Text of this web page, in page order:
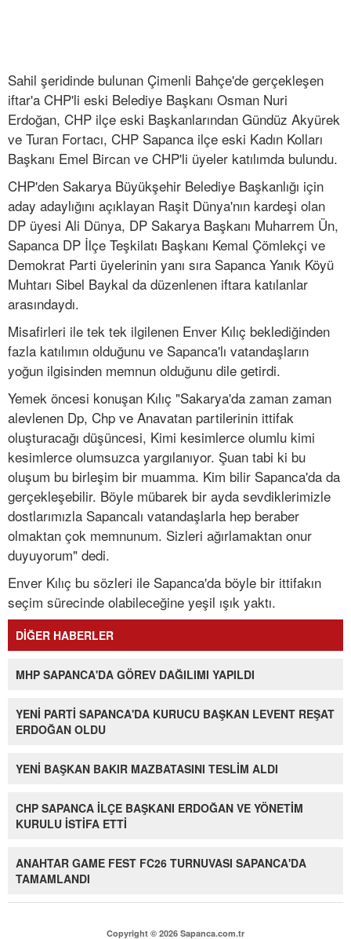
Sahil şeridinde bulunan Çimenli Bahçe'de gerçekleşen
iftar'a CHP'li eski Belediye Başkanı Osman Nuri
Erdoğan, CHP ilçe eski Başkanlarından Gündüz Akyürek
ve Turan Fortacı, CHP Sapanca ilçe eski Kadın Kolları
Başkanı Emel Bircan ve CHP'li üyeler katılımda bulundu.
CHP'den Sakarya Büyükşehir Belediye Başkanlığı için
aday adaylığını açıklayan Raşit Dünya'nın kardeşi olan
DP üyesi Ali Dünya, DP Sakarya Başkanı Muharrem Ün,
Sapanca DP İlçe Teşkilatı Başkanı Kemal Çömlekçi ve
Demokrat Parti üyelerinin yanı sıra Sapanca Yanık Köyü
Muhtarı Sibel Baykal da düzenlenen iftara katılanlar
arasındaydı.
Misafirleri ile tek tek ilgilenen Enver Kılıç beklediğinden
fazla katılımın olduğunu ve Sapanca'lı vatandaşların
yoğun ilgisinden memnun olduğunu dile getirdi.
Yemek öncesi konuşan Kılıç "Sakarya'da zaman zaman
alevlenen Dp, Chp ve Anavatan partilerinin ittifak
oluşturacağı düşüncesi, Kimi kesimlerce olumlu kimi
kesimlerce olumsuzca yargılanıyor. Şuan tabi ki bu
oluşum bu birleşim bir muamma. Kim bilir Sapanca'da da
gerçekleşebilir. Böyle mübarek bir ayda sevdiklerimizle
dostlarımızla Sapancalı vatandaşlarla hep beraber
olmaktan çok memnunum. Sizleri ağırlamaktan onur
duyuyorum" dedi.
Enver Kılıç bu sözleri ile Sapanca'da böyle bir ittifakın
seçim sürecinde olabileceğine yeşil ışık yaktı.
DİĞER HABERLER
MHP SAPANCA'DA GÖREV DAĞILIMI YAPILDI
YENİ PARTİ SAPANCA'DA KURUCU BAŞKAN LEVENT REŞAT
ERDOĞAN OLDU
YENİ BAŞKAN BAKIR MAZBATASINI TESLİM ALDI
CHP SAPANCA İLÇE BAŞKANI ERDOĞAN VE YÖNETİM
KURULU İSTİFA ETTİ
ANAHTAR GAME FEST FC26 TURNUVASI SAPANCA'DA
TAMAMLANDI
Copyright © 2026 Sapanca.com.tr